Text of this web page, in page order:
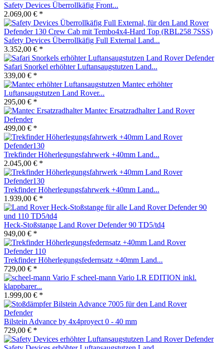
Safety Devices Überrollkäfig Front...
2.069,00 € *
Safety Devices Überrollkäfig Full External Land...
3.352,00 € *
Safari Snorkel erhöhter Luftansaugstutzen Land...
339,00 € *
Mantec erhöhter
Luftansaugstutzen Land Rover...
295,00 € *
Mantec Ersatzradhalter Land Rover
Defender
499,00 € *
Trekfinder Höherlegungsfahrwerk +40mm Land...
2.045,00 € *
Trekfinder Höherlegungsfahrwerk +40mm Land...
1.939,00 € *
Heck-Stoßstange Land Rover Defender 90 TD5/td4
949,00 € *
Trekfinder Höherlegungsfedernsatz +40mm Land...
729,00 € *
scheel-mann Vario LR EDITION inkl.
klappbarer...
1.999,00 € *
Bilstein Advance by 4x4proyect 0 - 40 mm
729,00 € *